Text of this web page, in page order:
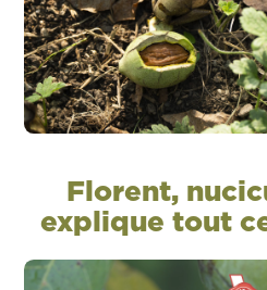
Florent,
explique tout